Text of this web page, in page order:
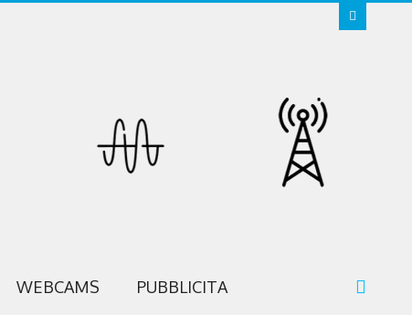
WEBCAMS PUBBLICITA